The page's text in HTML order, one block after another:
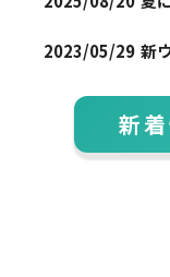
2023/05/29 新
新